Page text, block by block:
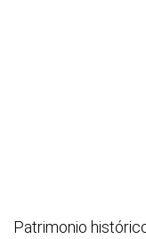
Patrimonio